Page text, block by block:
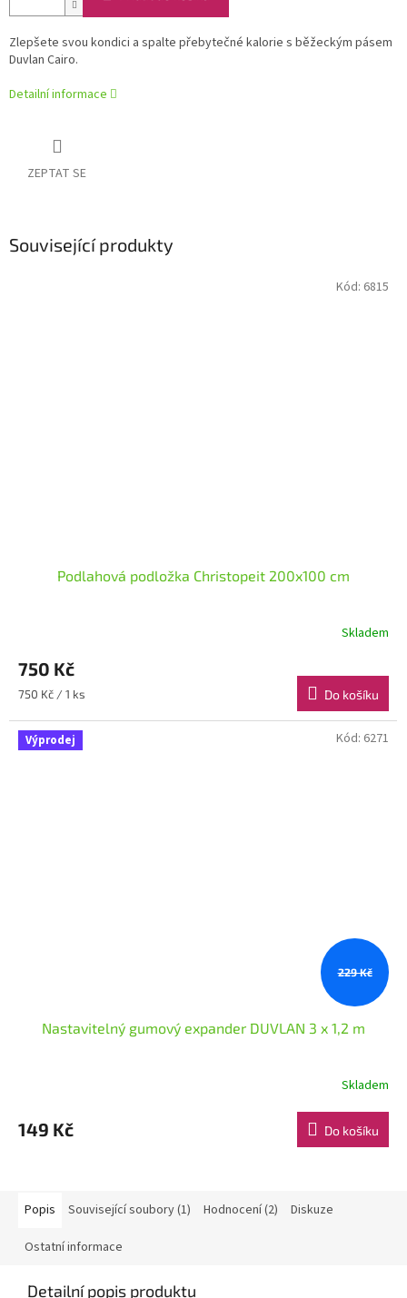
Zlepšete svou kondici a spalte přebytečné kalorie s běžeckým pásem
Duvlan Cairo.
Detailní informace
ZEPTAT SE
Související produkty
Podlahová podložka Christopeit 200x100 cm
Skladem
750 Kč
Měrná
750 Kč / 1 ks Do košíku
Kód: 6815
Výprodej
229 Kč
Nastavitelný gumový expander DUVLAN 3 x 1,2 m
Skladem
149 Kč Do košíku
Kód: 6271
Popis Související soubory (1) Hodnocení (2) Diskuze
Ostatní informace
Detailní popis produktu